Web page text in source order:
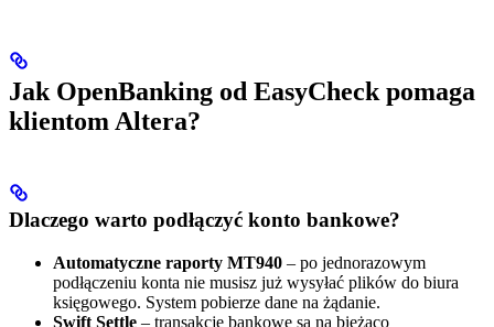
Jak OpenBanking od EasyCheck pomaga
klientom Altera?
Dlaczego warto podłączyć konto bankowe?
Automatyczne raporty MT940 – po jednorazowym
podłączeniu konta nie musisz już wysyłać plików do biura
księgowego. System pobierze dane na żądanie.
Swift Settle – transakcje bankowe są na bieżąco